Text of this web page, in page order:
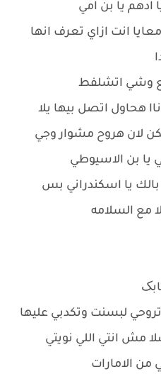
ادهم يا بن امي
انت ازاي تعرف انها
وشي اتشلفط
هحاول اتصل بيها يلا
لان هروح مشوار وجي
يا بن الاسيوطي
يا اسكندراني بس
مع السلامه
لبسنت وتكدبي عليها
مش انتي اللي نويتي
الامارات